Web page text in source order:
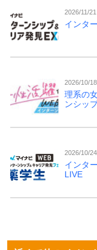
2026/11/21
インタ
2026/10/18
理系の
ンシッ
2026/10/24
インタ
LIVE